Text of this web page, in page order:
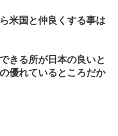
米国と仲良くする事は
きる所が日本の良いと
優れているところだか